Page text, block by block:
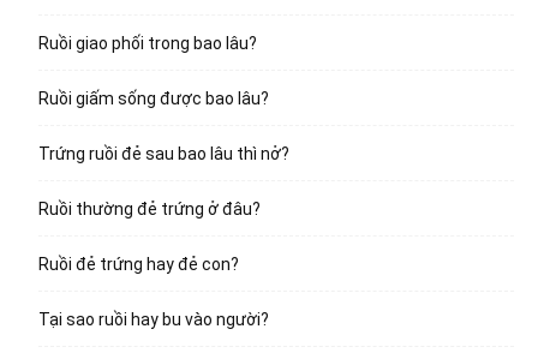
Ruồi giao phối trong bao lâu?
Ruồi giấm sống được bao lâu?
Trứng ruồi đẻ sau bao lâu thì nở?
Ruồi thường đẻ trứng ở đâu?
Ruồi đẻ trứng hay đẻ con?
Tại sao ruồi hay bu vào người?